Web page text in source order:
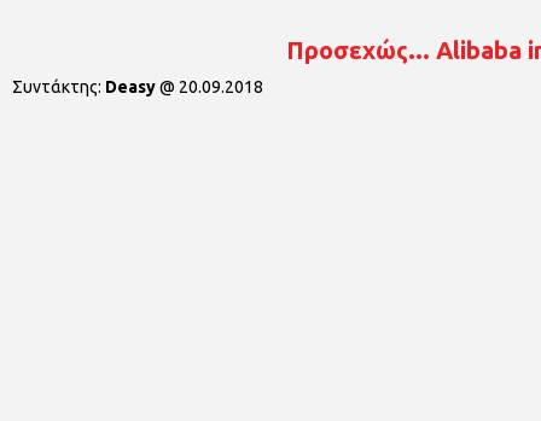
Προσεχώς... Alibaba
Συντάκτης: Deasy@ 20.09.2018